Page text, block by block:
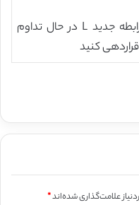
3. PK را بعنوان نخستین مشخصه رابطه جدید L در حال تداوم
علامت‌گذاری شده‌اند*